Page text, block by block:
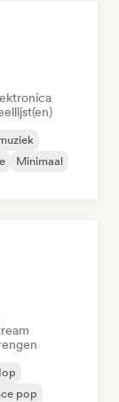
Minimaal
pop